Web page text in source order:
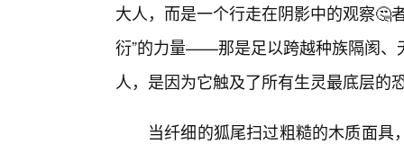
大人，而是一个行走在阴影中的观察🤔
衍”的力量——那是足以跨越种族隔阂、
人，是因为它触及了所有生灵最底层的
当纤细的狐尾扫过粗糙的木质面